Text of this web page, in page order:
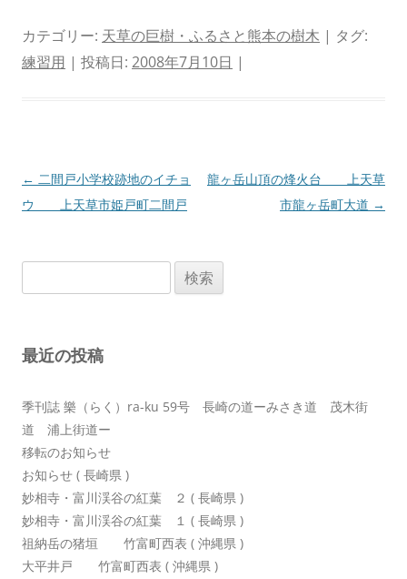
カテゴリー: 天草の巨樹・ふるさと熊本の樹木 | タグ:
練習用 | 投稿日: 2008年7月10日 |
投
稿
ョ
← 二間戸小学校跡地のイチョ
ウ 上天草市姫戸町二間戸
龍ヶ岳山頂の烽火台 上天草
市龍ヶ岳町大道 →
索:
最近の投稿
季刊誌 樂（らく）ra-ku 59号 長崎の道ーみさき道 茂木街
道 浦上街道ー
移転のお知らせ
お知らせ ( 長崎県 )
妙相寺・富川渓谷の紅葉 ２ ( 長崎県 )
妙相寺・富川渓谷の紅葉 １ ( 長崎県 )
祖納岳の猪垣 竹富町西表 ( 沖縄県 )
大平井戸 竹富町西表 ( 沖縄県 )